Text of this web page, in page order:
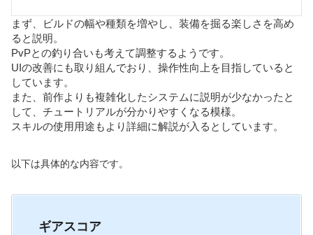
まず、ビルドの幅や種類を増やし、装備を掘る楽しさを高め
ると説明。
PvPとの釣り合いも考えて調整するようです。
UIの改善にも取り組んでおり、操作性向上を目指していると
しています。
また、前作よりも複雑化したシステムに説明が少なかったと
して、チュートリアルが分かりやすくなる模様。
スキルの使用用途もより詳細に解説が入るとしています。
以下は具体的な内容です。
ギアスコア